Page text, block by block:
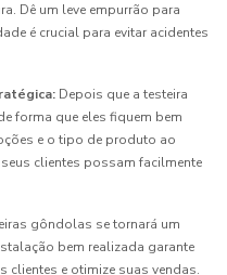
Dê um leve empurrão para
é crucial para evitar acidentes
Depois que a testeira
forma que eles fiquem bem
e o tipo de produto ao
clientes possam facilmente
gôndolas se tornará um
bem realizada garante
clientes e otimize suas vendas.